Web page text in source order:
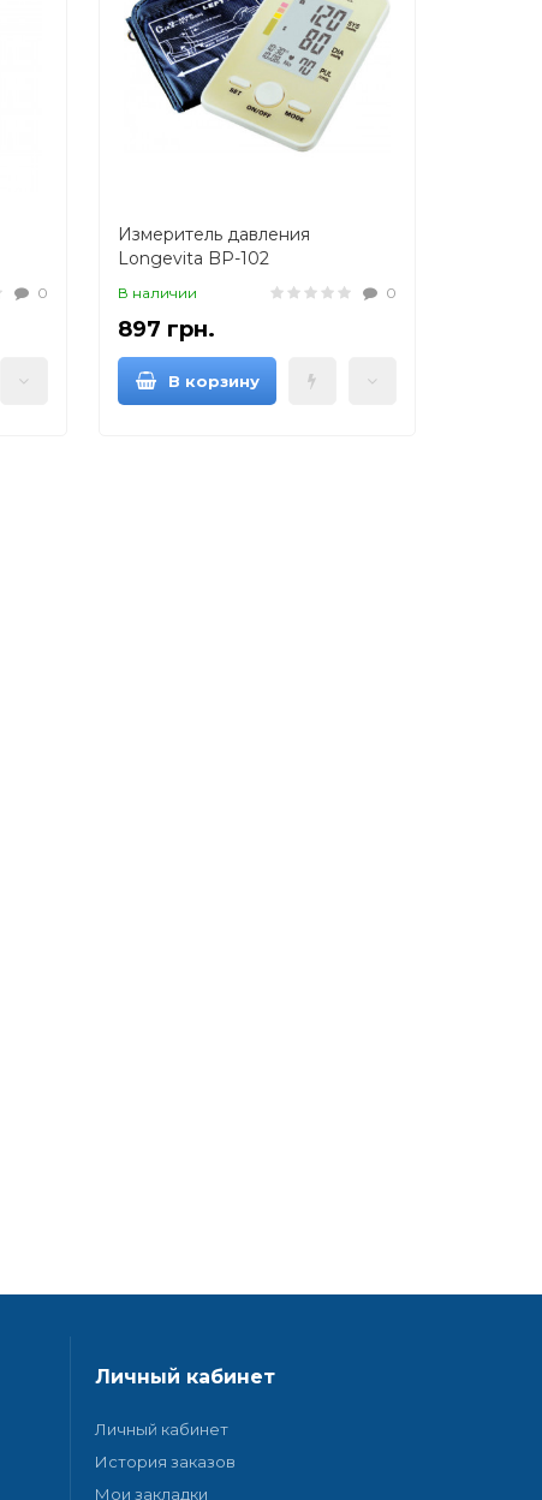
0
Измеритель давления
Longevita BP-102
В наличии 0
897 грн.
В корзину
Личный кабинет
Личный кабинет
История заказов
Мои закладки